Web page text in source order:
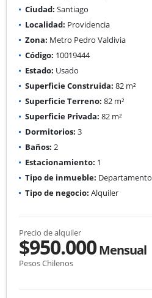
Ciudad: Santiago
Localidad: Providencia
Zona: Metro Pedro Valdivia
Código: 10019444
Estado: Usado
Superficie Construida: 82 m²
Superficie Terreno: 82 m²
Superficie Privada: 82 m²
Dormitorios: 3
Baños: 2
Estacionamiento: 1
Tipo de inmueble: Departamento
Tipo de negocio: Alquiler
Precio de alquiler
$950.000Mensual
Pesos Chilenos